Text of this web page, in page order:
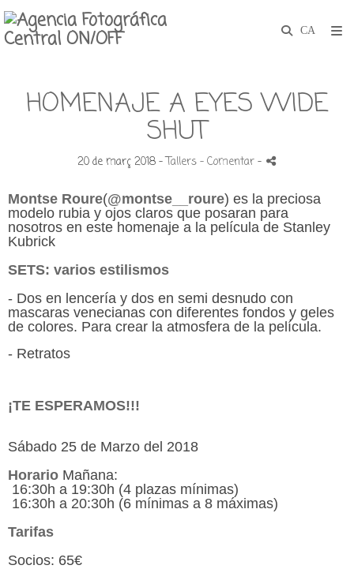
HOMENAJE A EYES WIDE
SHUT
20 de març 2018 -Tallers - Comentar-
Montse Roure(@montse__roure) es la preciosa
modelo rubia y ojos claros que posaran para
nosotros en este homenaje a la película de Stanley
Kubrick
SETS: varios estilismos
- Dos en lencería y dos en semi desnudo con
mascaras venecianas con diferentes fondos y geles
de colores. Para crear la atmosfera de la película.
- Retratos
¡TE ESPERAMOS!!!
Sábado 25 de Marzo del 2018
Horario Mañana:
16:30h a 19:30h (4 plazas mínimas)
16:30h a 20:30h (6 mínimas a 8 máximas)
Tarifas
Socios: 65€